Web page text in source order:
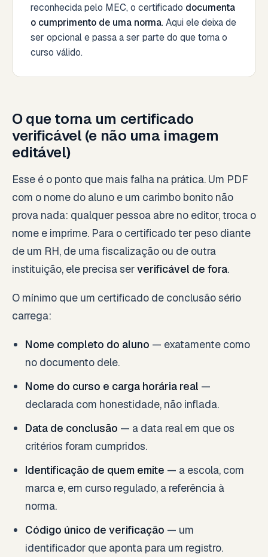
reconhecida pelo MEC, o certificado documenta
o cumprimento de uma norma. Aqui ele deixa de
ser opcional e passa a ser parte do que torna o
curso válido.
O que torna um certificado
verificável (e não uma imagem
editável)
Esse é o ponto que mais falha na prática. Um PDF
com o nome do aluno e um carimbo bonito não
prova nada: qualquer pessoa abre no editor, troca o
nome e imprime. Para o certificado ter peso diante
de um RH, de uma fiscalização ou de outra
instituição, ele precisa serverificável de fora.
O mínimo que um certificado de conclusão sério
carrega:
Nome completo do aluno — exatamente como
no documento dele.
Nome do curso e carga horária real —
declarada com honestidade, não inflada.
Data de conclusão — a data real em que os
critérios foram cumpridos.
Identificação de quem emite — a escola, com
marca e, em curso regulado, a referência à
norma.
Código único de verificação — um
identificador que aponta para um registro.